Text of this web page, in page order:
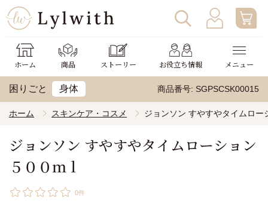
ホーム 商品 ストーリー お役立ち情報 メニュー
ログイン
新規会員登録
わたしの使い方
助成金申請
困りごと 身体 商品番号 SGPSCSK00015
ホーム スキンケア・コスメ ジョンソン すやすやタイムロー
ジョンソン すやすやタイムローション
５００ｍｌ
0件